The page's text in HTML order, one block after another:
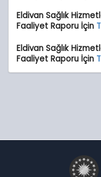
Eldivan Sağlık
Faaliyet Raporu İçin
Eldivan Sağlık
Faaliyet Raporu İçin